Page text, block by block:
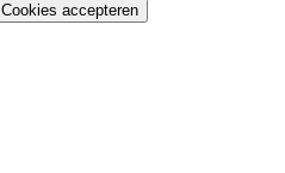
Cookies accepteren